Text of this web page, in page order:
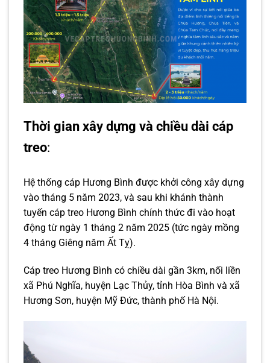
Thời gian xây dựng và chiều dài cáp
treo:
Hệ thống cáp Hương Bình được khởi công xây dựng
vào tháng 5 năm 2023, và sau khi khánh thành
tuyến cáp treo Hương Bình chính thức đi vào hoạt
động từ ngày 1 tháng 2 năm 2025 (tức ngày mồng
4 tháng Giêng năm Ất Tỵ).
Cáp treo Hương Bình có chiều dài gần 3km, nối liền
xã Phú Nghĩa, huyện Lạc Thủy, tỉnh Hòa Bình và xã
Hương Sơn, huyện Mỹ Đức, thành phố Hà Nội.